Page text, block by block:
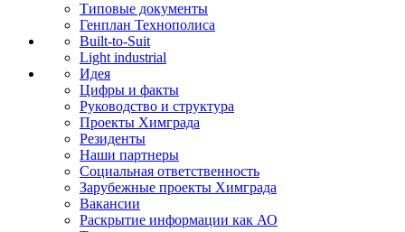
Типовые документы
Генплан Технополиса
Built-to-Suit
Light industrial
Идея
Цифры и факты
Руководство и структура
Проекты Химграда
Резиденты
Наши партнеры
Социальная ответственность
Зарубежные проекты Химграда
Вакансии
Раскрытие информации как АО